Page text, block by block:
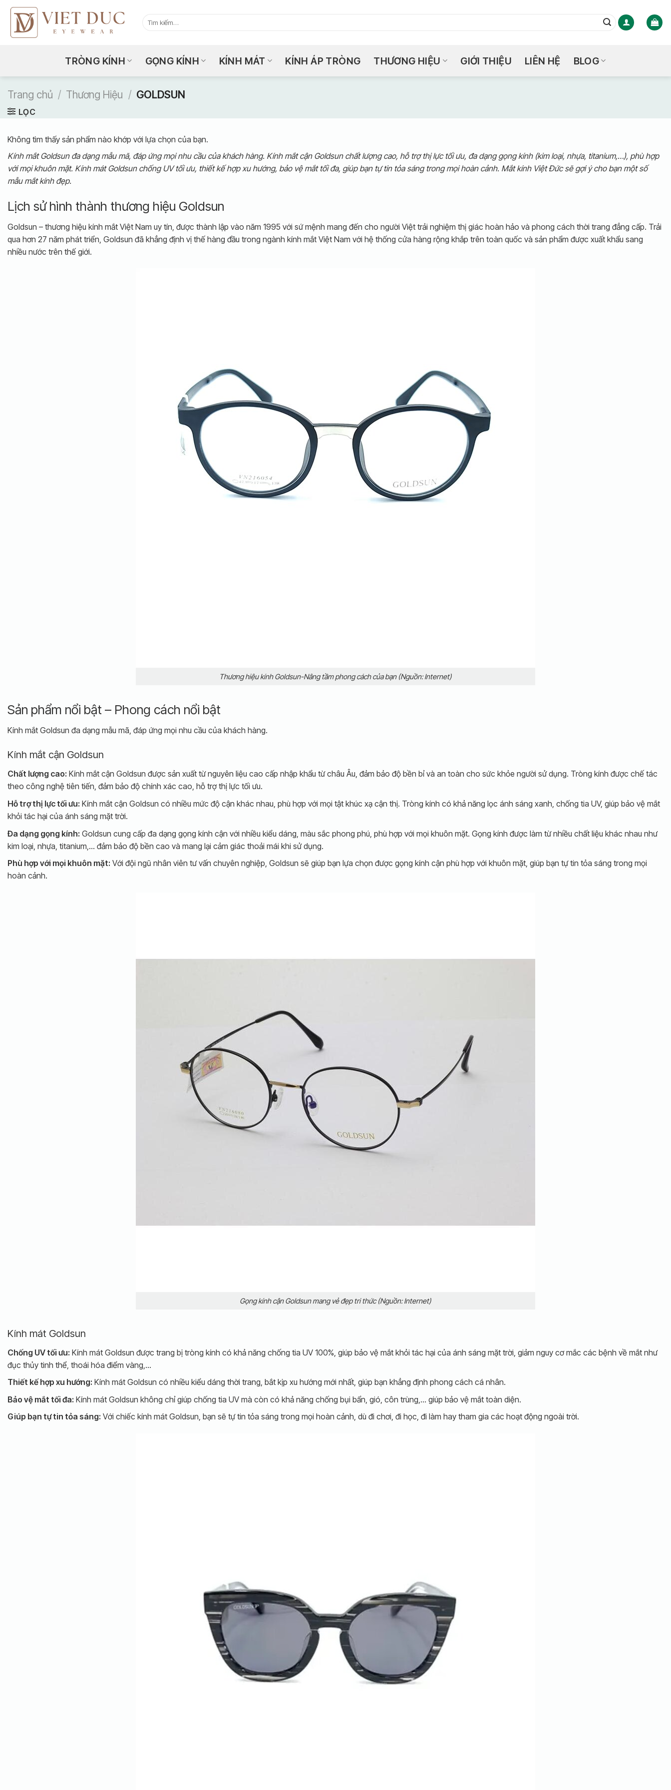
TRÒNG KÍNH GỌNG KÍNH KÍNH MÁT KÍNH ÁP TRÒNG THƯƠNG HIỆU GIỚI THIỆU LIÊN HỆ BLOG
Trang chủ / Thương Hiệu / GOLDSUN
LỌC
Không tìm thấy sản phẩm nào khớp với lựa chọn của bạn.
Kính mắt Goldsun đa dạng mẫu mã, đáp ứng mọi nhu cầu của khách hàng. Kính mắt cận Goldsun chất lượng cao, hỗ trợ thị lực tối ưu, đa dạng gọng kính (kim loại, nhựa, titanium,…), phù hợp
với mọi khuôn mặt. Kính mát Goldsun chống UV tối ưu, thiết kế hợp xu hướng, bảo vệ mắt tối đa, giúp bạn tự tin tỏa sáng trong mọi hoàn cảnh. Mắt kính Việt Đức sẽ gợi ý cho bạn một số
mẫu mắt kính đẹp.
Lịch sử hình thành thương hiệu Goldsun
Goldsun – thương hiệu kính mắt Việt Nam uy tín, được thành lập vào năm 1995 với sứ mệnh mang đến cho người Việt trải nghiệm thị giác hoàn hảo và phong cách thời trang đẳng cấp. Trải
qua hơn 27 năm phát triển, Goldsun đã khẳng định vị thế hàng đầu trong ngành kính mắt Việt Nam với hệ thống cửa hàng rộng khắp trên toàn quốc và sản phẩm được xuất khẩu sang
nhiều nước trên thế giới.
Thương hiệu kính Goldsun-Nâng tầm phong cách của bạn (Nguồn: Internet)
Sản phẩm nổi bật – Phong cách nổi bật
Kính mắt Goldsun đa dạng mẫu mã, đáp ứng mọi nhu cầu của khách hàng.
Kính mắt cận Goldsun
Chất lượng cao: Kính mắt cận Goldsun được sản xuất từ nguyên liệu cao cấp nhập khẩu từ châu Âu, đảm bảo độ bền bỉ và an toàn cho sức khỏe người sử dụng. Tròng kính được chế tác
theo công nghệ tiên tiến, đảm bảo độ chính xác cao, hỗ trợ thị lực tối ưu.
Hỗ trợ thị lực tối ưu: Kính mắt cận Goldsun có nhiều mức độ cận khác nhau, phù hợp với mọi tật khúc xạ cận thị. Tròng kính có khả năng lọc ánh sáng xanh, chống tia UV, giúp bảo vệ mắt
khỏi tác hại của ánh sáng mặt trời.
Đa dạng gọng kính: Goldsun cung cấp đa dạng gọng kính cận với nhiều kiểu dáng, màu sắc phong phú, phù hợp với mọi khuôn mặt. Gọng kính được làm từ nhiều chất liệu khác nhau như
kim loại, nhựa, titanium,… đảm bảo độ bền cao và mang lại cảm giác thoải mái khi sử dụng.
Phù hợp với mọi khuôn mặt: Với đội ngũ nhân viên tư vấn chuyên nghiệp, Goldsun sẽ giúp bạn lựa chọn được gọng kính cận phù hợp với khuôn mặt, giúp bạn tự tin tỏa sáng trong mọi
hoàn cảnh.
Gọng kính cận Goldsun mang vẻ đẹp tri thức (Nguồn: Internet)
Kính mát Goldsun
Chống UV tối ưu: Kính mát Goldsun được trang bị tròng kính có khả năng chống tia UV 100%, giúp bảo vệ mắt khỏi tác hại của ánh sáng mặt trời, giảm nguy cơ mắc các bệnh về mắt như
đục thủy tinh thể, thoái hóa điểm vàng,…
Thiết kế hợp xu hướng: Kính mát Goldsun có nhiều kiểu dáng thời trang, bắt kịp xu hướng mới nhất, giúp bạn khẳng định phong cách cá nhân.
Bảo vệ mắt tối đa: Kính mát Goldsun không chỉ giúp chống tia UV mà còn có khả năng chống bụi bẩn, gió, côn trùng,… giúp bảo vệ mắt toàn diện.
Giúp bạn tự tin tỏa sáng: Với chiếc kính mát Goldsun, bạn sẽ tự tin tỏa sáng trong mọi hoàn cảnh, dù đi chơi, đi học, đi làm hay tham gia các hoạt động ngoài trời.